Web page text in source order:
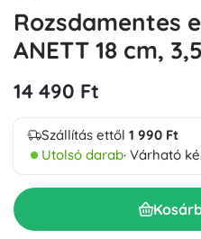
Rozsdamentes
ANETT 18 cm,
14 490 Ft
Szállítás ettől 1 990 Ft
Utolsó darab· Várható